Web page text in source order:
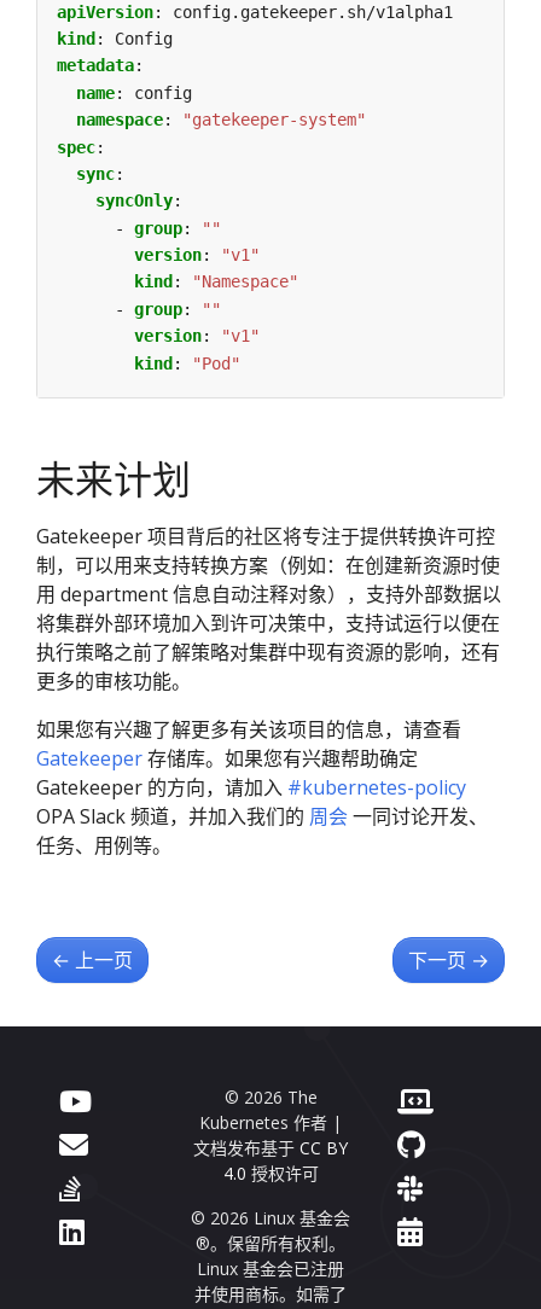
apiVersion:
config.gatekeeper.sh/v1alpha1
kind :
Config
metadata:
name:
config
namespace:
"gatekeeper-system"
spec:
sync:
syncOnly:
- group:
""
version:
"v1"
kind :
"Namespace"
- group:
""
version:
"v1"
kind : "Pod"
未来计划
Gatekeeper 项目背后的社区将专注于提供转换许可控
制，可以用来支持转换方案（例如：在创建新资源时使
用 department 信息自动注释对象），支持外部数据以
将集群外部环境加入到许可决策中，支持试运行以便在
执行策略之前了解策略对集群中现有资源的影响，还有
更多的审核功能。
如果您有兴趣了解更多有关该项目的信息，请查看
Gatekeeper存储库。如果您有兴趣帮助确定
Gatekeeper 的方向，请加入 #kubernetes-policy
OPA Slack 频道，并加入我们的 周会一同讨论开发、
任务、用例等。
← 上一页 下一页 →
© 2026 The
Kubernetes 作者 |
文档发布基于 CC BY
4.0 授权许可
© 2026 Linux 基金会
®。保留所有权利。
Linux 基金会已注册
并使用商标。如需了